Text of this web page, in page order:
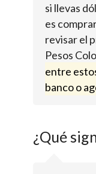
si llevas
es
revisar el
Pesos
entre
banco o
¿Qué